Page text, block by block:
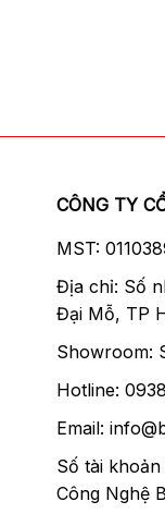
CÔNG TY
MST:
Địa chỉ: Số
Đại Mỗ, TP
Showroom:
Hotline:
Email:
Số tài
Công Nghệ